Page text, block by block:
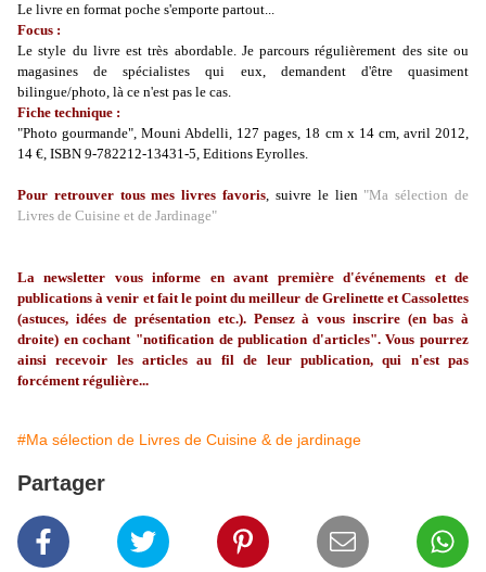
Le livre en format poche s'emporte partout...
Focus :
Le style du livre est très abordable. Je parcours régulièrement des site ou
magasines de spécialistes qui eux, demandent d'être quasiment
bilingue/photo, là ce n'est pas le cas.
Fiche technique :
"Photo gourmande", Mouni Abdelli, 127 pages, 18 cm x 14 cm, avril 2012,
14 €, ISBN 9-782212-13431-5, Editions Eyrolles.
Pour retrouver tous mes livres favoris, suivre le lien "Ma sélection de
Livres de Cuisine et de Jardinage"
Lanewsletter vous informe en avant première d'événements et de
publications à venir et fait le point du meilleur de Grelinetteet Cassolettes
(astuces, idées de présentation etc.). Pensez à vous inscrire (en bas à
droite) en cochant "notification de publication d'articles". Vous pourrez
ainsi recevoir les articles au fil de leur publication, qui n'est pas
forcément régulière...
#Ma sélection de Livres de Cuisine & de jardinage
Partager